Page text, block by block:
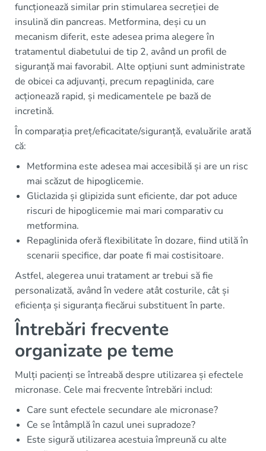
funcționează similar prin stimularea secreției de
insulină din pancreas. Metformina, deși cu un
mecanism diferit, este adesea prima alegere în
tratamentul diabetului de tip 2, având un profil de
siguranță mai favorabil. Alte opțiuni sunt administrate
de obicei ca adjuvanți, precum repaglinida, care
acționează rapid, și medicamentele pe bază de
incretină.
În comparația preț/eficacitate/siguranță, evaluările arată
că:
Metformina este adesea mai accesibilă și are un risc
mai scăzut de hipoglicemie.
Gliclazida și glipizida sunt eficiente, dar pot aduce
riscuri de hipoglicemie mai mari comparativ cu
metformina.
Repaglinida oferă flexibilitate în dozare, fiind utilă în
scenarii specifice, dar poate fi mai costisitoare.
Astfel, alegerea unui tratament ar trebui să fie
personalizată, având în vedere atât costurile, cât și
eficiența și siguranța fiecărui substituent în parte.
Întrebări frecvente
organizate pe teme
Mulți pacienți se întreabă despre utilizarea și efectele
micronase. Cele mai frecvente întrebări includ:
Care sunt efectele secundare ale micronase?
Ce se întâmplă în cazul unei supradoze?
Este sigură utilizarea acestuia împreună cu alte